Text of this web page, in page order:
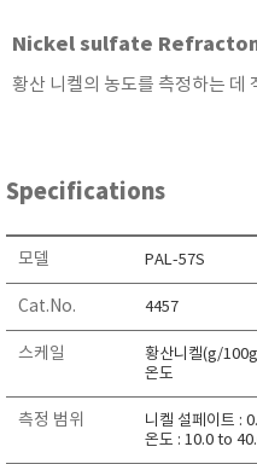
JFE Advantech
KYORITSU
MEIJI TECHNO
Milwaukee Instruments
NEW COSMOS
OCEANUS
OKANO WORKS
Nickel sulfate
황산 니켈의 농도를 측정하는 데
Specifications
모델 PAL-57S
Cat.No. 4457
스케일
황산니켈(g/
온도
측정 범위
니켈 설페이트 :
온도 : 10.0 to